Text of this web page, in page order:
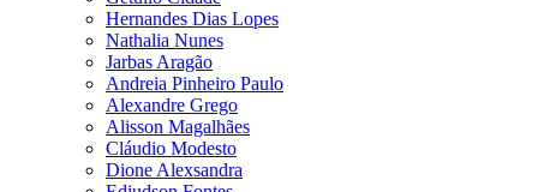
Hernandes Dias Lopes
Nathalia Nunes
Jarbas Aragão
Andreia Pinheiro Paulo
Alexandre Grego
Alisson Magalhães
Cláudio Modesto
Dione Alexsandra